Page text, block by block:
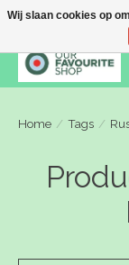
Home / Tags /
Wij slaan cookies op